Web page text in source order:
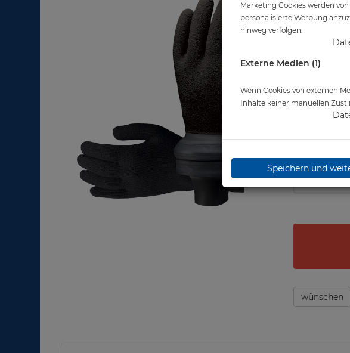
Artikelnr.:
wünschen
Marketing Cookies werden
personalisierte Werbung
hinweg verfolgen.
Externe Medien (1)
Wenn Cookies von externen
Inhalte keiner manuellen
Speichern und